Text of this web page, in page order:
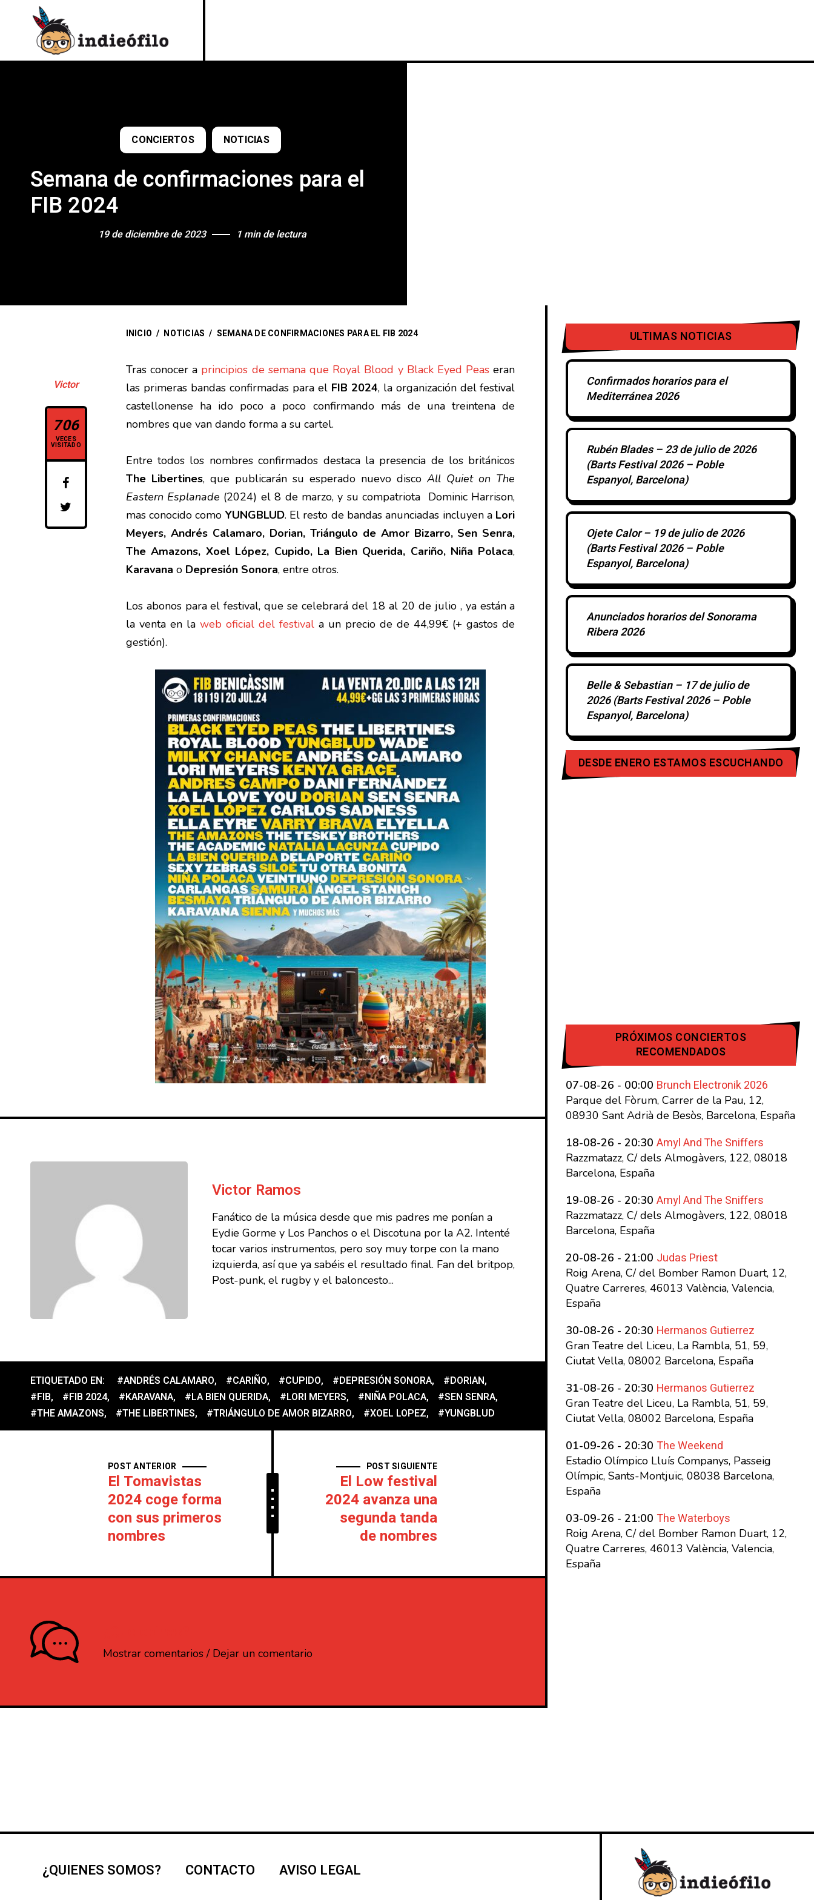
CONCIERTOS NOTICIAS
Semana de confirmaciones para el
FIB 2024
19 de diciembre de 2023 1 min de lectura
Victor
706
VECES
VISITADO
INICIO / NOTICIAS / SEMANA DE CONFIRMACIONES PARA EL FIB 2024
Tras conocer a principios de semana que Royal Blood y Black Eyed Peas eran
las primeras bandas confirmadas para el FIB 2024, la organización del festival
castellonense ha ido poco a poco confirmando más de una treintena de
nombres que van dando forma a su cartel.
Entre todos los nombres confirmados destaca la presencia de los británicos
The Libertines, que publicarán su esperado nuevo discoAll Quiet on The
Eastern Esplanade (2024) el 8 de marzo, y su compatriota Dominic Harrison,
mas conocido como YUNGBLUD. El resto de bandas anunciadas incluyen a Lori
Meyers, Andrés Calamaro, Dorian, Triángulo de Amor Bizarro, Sen Senra,
The Amazons, Xoel López, Cupido, La Bien Querida, Cariño, Niña Polaca,
Karavana o Depresión Sonora, entre otros.
Los abonos para el festival, que se celebrará del 18 al 20 de julio , ya están a
la venta en la web oficial del festival a un precio de de 44,99€ (+ gastos de
gestión).
Victor Ramos
Fanático de la música desde que mis padres me ponían a
Eydie Gorme y Los Panchos o el Discotuna por la A2. Intenté
tocar varios instrumentos, pero soy muy torpe con la mano
izquierda, así que ya sabéis el resultado final. Fan del britpop,
Post-punk, el rugby y el baloncesto...
ETIQUETADO EN: #ANDRÉS CALAMARO, #CARIÑO, #CUPIDO, #DEPRESIÓN SONORA, #DORIAN,
#FIB, #FIB 2024, #KARAVANA, #LA BIEN QUERIDA, #LORI MEYERS, #NIÑA POLACA, #SEN SENRA,
#THE AMAZONS, #THE LIBERTINES, #TRIÁNGULO DE AMOR BIZARRO, #XOEL LOPEZ, #YUNGBLUD
POST ANTERIOR
El Tomavistas
2024 coge forma
con sus primeros
nombres
POST SIGUIENTE
El Low festival
2024 avanza una
segunda tanda
de nombres
Mostrar comentarios / Dejar un comentario
ULTIMAS NOTICIAS
Confirmados horarios para el
Mediterránea 2026
Rubén Blades – 23 de julio de 2026
(Barts Festival 2026 – Poble
Espanyol, Barcelona)
Ojete Calor – 19 de julio de 2026
(Barts Festival 2026 – Poble
Espanyol, Barcelona)
Anunciados horarios del Sonorama
Ribera 2026
Belle & Sebastian – 17 de julio de
2026 (Barts Festival 2026 – Poble
Espanyol, Barcelona)
DESDE ENERO ESTAMOS ESCUCHANDO
PRÓXIMOS CONCIERTOS
RECOMENDADOS
07-08-26 - 00:00 Brunch Electronik 2026
Parque del Fòrum, Carrer de la Pau, 12,
08930 Sant Adrià de Besòs, Barcelona, España
18-08-26 - 20:30 Amyl And The Sniffers
Razzmatazz, C/ dels Almogàvers, 122, 08018
Barcelona, España
19-08-26 - 20:30 Amyl And The Sniffers
Razzmatazz, C/ dels Almogàvers, 122, 08018
Barcelona, España
20-08-26 - 21:00 Judas Priest
Roig Arena, C/ del Bomber Ramon Duart, 12,
Quatre Carreres, 46013 València, Valencia,
España
30-08-26 - 20:30 Hermanos Gutierrez
Gran Teatre del Liceu, La Rambla, 51, 59,
Ciutat Vella, 08002 Barcelona, España
31-08-26 - 20:30 Hermanos Gutierrez
Gran Teatre del Liceu, La Rambla, 51, 59,
Ciutat Vella, 08002 Barcelona, España
01-09-26 - 20:30 The Weekend
Estadio Olímpico Lluís Companys, Passeig
Olímpic, Sants-Montjuïc, 08038 Barcelona,
España
03-09-26 - 21:00 The Waterboys
Roig Arena, C/ del Bomber Ramon Duart, 12,
Quatre Carreres, 46013 València, Valencia,
España
¿QUIENES SOMOS? CONTACTO AVISO LEGAL